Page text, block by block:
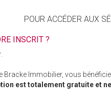
POUR ACCÉDER AUX
INSCRIT ?
.
Bracke Immobilier, vous
est totalement gratuite et